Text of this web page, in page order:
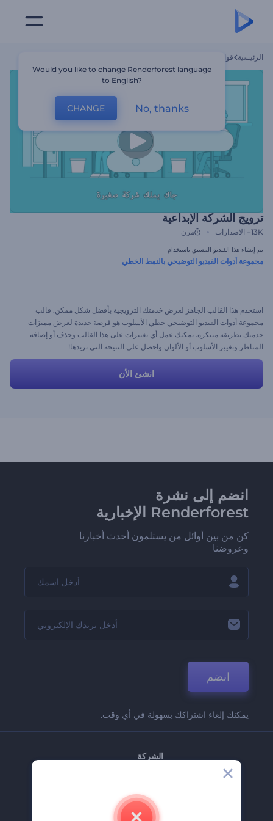
الرئيسية قوالب
ترويج الشركة الإبداعية
13K+ الاصدارات مرن
تم إنشاء هذا الفيديو المسبق باستخدام
مجموعة أدوات الفيديو التوضيحي بالنمط الخطي
استخدم هذا القالب الجاهز لعرض خدمتك الترويجية بأفضل شكل ممكن. قالب
مجموعة أدوات الفيديو التوضيحي خطي الأسلوب هو فرصة جديدة لعرض مميزات
خدمتك بطريقة مبتكرة. يمكنك عمل أي تغييرات على هذا القالب وحذف أو إضافة
المناظر وتغيير الأسلوب أو الألوان واحصل على النتيجة التي تريدها!
انشئ الأن
انضم إلى نشرة
Renderforest الإخبارية
كن من بين أوائل من يستلمون أحدث أخبارنا
وعروضنا
انضم
يمكنك إلغاء اشتراكك بسهولة في أي وقت.
الشركة
اتصل بنا
وظائف
Would you like to change Renderforest language
to English?
CHANGE No, thanks